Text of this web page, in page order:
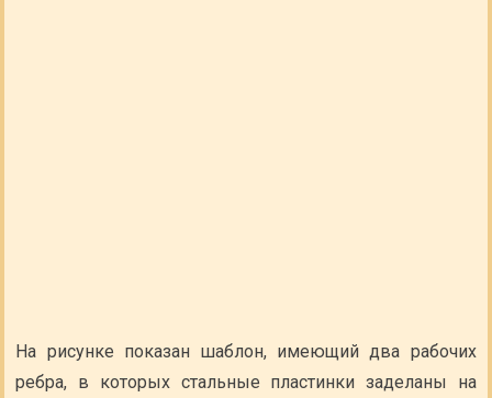
На рисунке показан шаблон, имеющий два рабочих
ребра, в которых стальные пластинки заделаны на